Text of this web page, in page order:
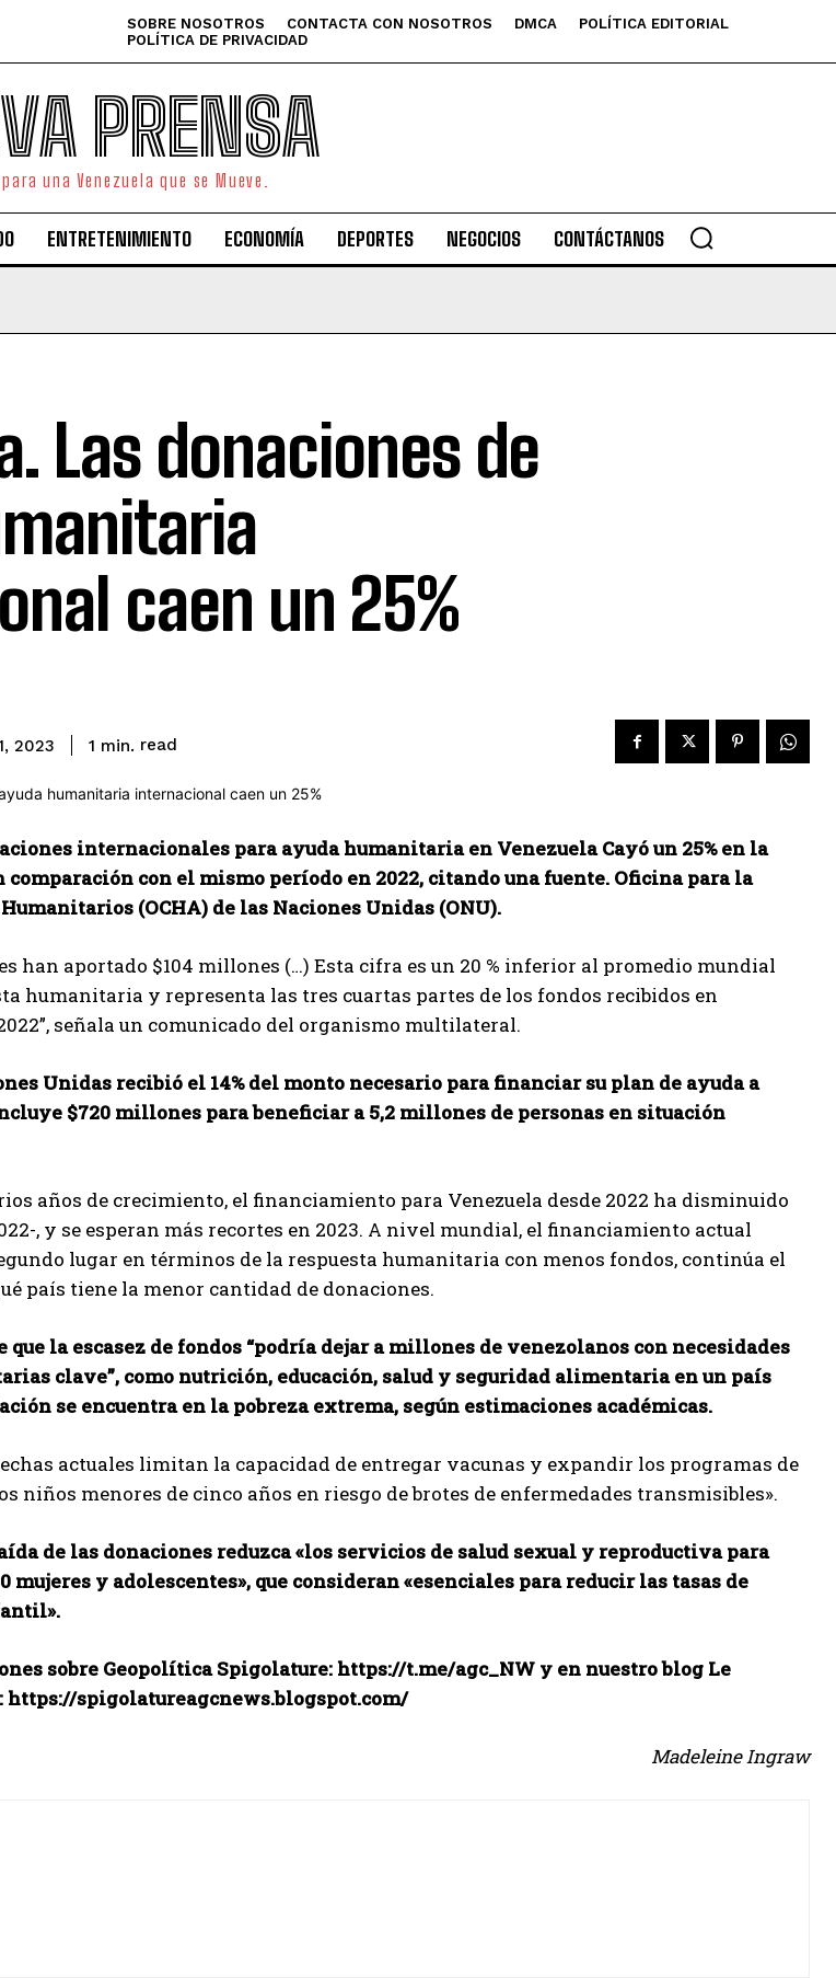
SOBRE NOSOTROS CONTACTA CON NOSOTROS DMCA
POLÍTICA EDITORIAL
POLÍTICA DE PRIVACIDAD
PRENSA
una Venezuela que se Mueve.
ENTRETENIMIENTO ECONOMÍA DEPORTES NEGOCIOS CONTÁCTANOS
Las donaciones de
caen un 25%
2023 1 min. read
internacionales para ayuda humanitaria en VenezuelaCayó un 25% en la
con el mismo período en 2022, citando una fuente. Oficina para la
(OCHA) de las Naciones Unidas (ONU).
han aportado $104 millones (…) Esta cifra es un 20 % inferior al promedio mundial
humanitaria y representa las tres cuartas partes de los fondos recibidos en
señala un comunicado del organismo multilateral.
Unidas recibió el 14% del monto necesario para financiar su plan de ayuda a
$720 millones para beneficiar a 5,2 millones de personas en situación
años de crecimiento, el financiamiento para Venezuela desde 2022 ha disminuido
, y se esperan más recortes en 2023. A nivel mundial, el financiamiento actual
lugar en términos de la respuesta humanitaria con menos fondos, continúa el
país tiene la menor cantidad de donaciones.
la escasez de fondos “podría dejar a millones de venezolanos con necesidades
clave”, como nutrición, educación, salud y seguridad alimentaria en un país
se encuentra en la pobreza extrema, según estimaciones académicas.
actuales limitan la capacidad de entregar vacunas y expandir los programas de
niños menores de cinco años en riesgo de brotes de enfermedades transmisibles».
de las donaciones reduzca «los servicios de salud sexual y reproductiva para
mujeres y adolescentes», que consideran «esenciales para reducir las tasas de
sobre Geopolítica Spigolature: https://t.me/agc_NW y en nuestro blog Le
https://spigolatureagcnews.blogspot.com/
Madeleine Ingraw